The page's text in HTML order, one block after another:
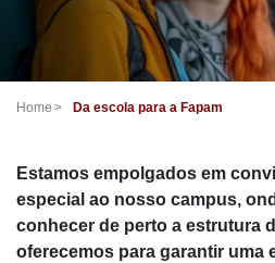
Home Da escola para a Fapam
Estamos empolgados em
especial ao nosso campus,
conhecer de perto a estrutura
oferecemos para garantir uma